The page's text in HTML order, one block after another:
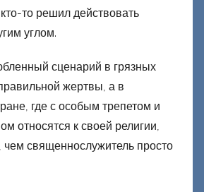
ц
то решил действовать
углом.
сценарий в грязных
жертвы, а в
где с особым трепетом и
относятся к своей религии,
священнослужитель просто